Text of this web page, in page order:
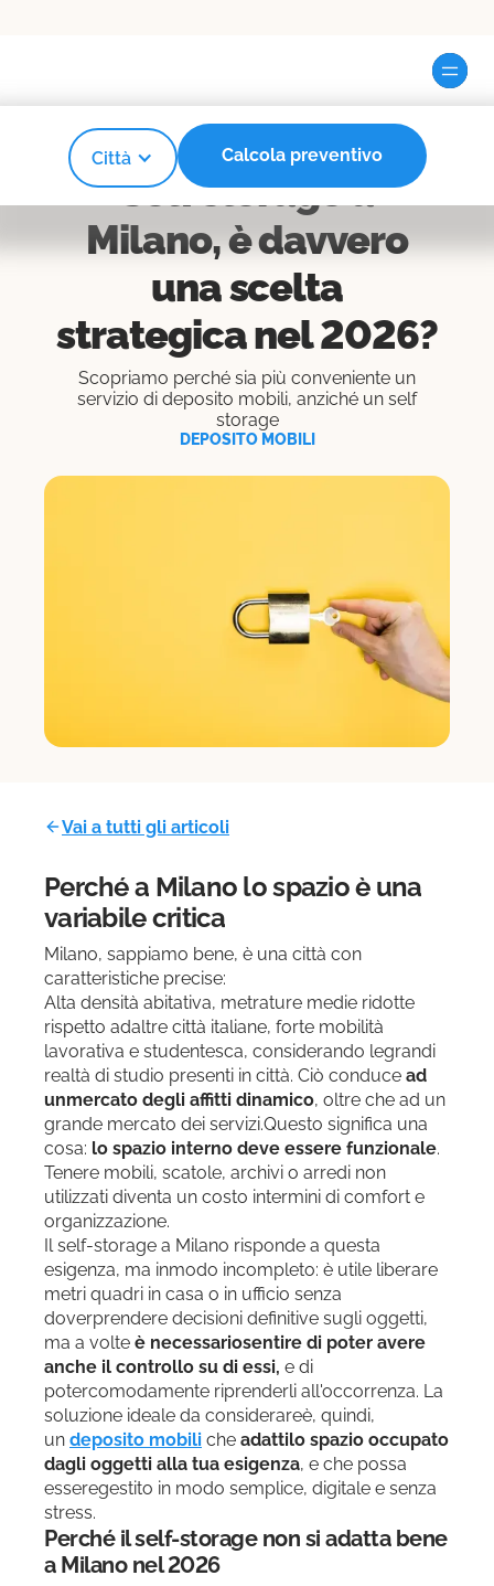
Città Calcola preventivo
MINUTI DI LETTURA
Self storage a
Milano, è davvero
una scelta
strategica nel 2026?
Scopriamo perché sia più conveniente un
servizio di deposito mobili, anziché un self
storage
DEPOSITO MOBILI
Vai a tutti gli articoli
Perché a Milano lo spazio è una
variabile critica
Milano, sappiamo bene, è una città con
caratteristiche precise:
Alta densità abitativa, metrature medie ridotte
rispetto adaltre città italiane, forte mobilità
lavorativa e studentesca, considerando legrandi
realtà di studio presenti in città. Ciò conduce ad
unmercato degli affitti dinamico, oltre che ad un
grande mercato dei servizi.Questo significa una
cosa: lo spazio interno deve essere funzionale.
Tenere mobili, scatole, archivi o arredi non
utilizzati diventa un costo intermini di comfort e
organizzazione.
Il self-storage a Milano risponde a questa
esigenza, ma inmodo incompleto: è utile liberare
metri quadri in casa o in ufficio senza
doverprendere decisioni definitive sugli oggetti,
ma a volte è necessariosentire di poter avere
anche il controllo su di essi, e di
potercomodamente riprenderli all'occorrenza. La
soluzione ideale da considerareè, quindi,
un deposito mobili che adattilo spazio occupato
dagli oggetti alla tua esigenza, e che possa
esseregestito in modo semplice, digitale e senza
stress.
Perché il self-storage non si adatta bene
a Milano nel 2026